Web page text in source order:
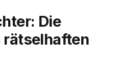
Die
rätselhaften